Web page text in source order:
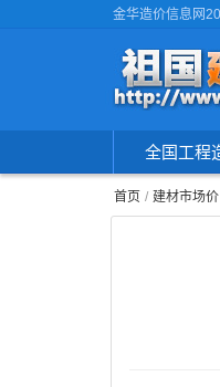
金华造价信息网
全国工程
首页 建材市场价